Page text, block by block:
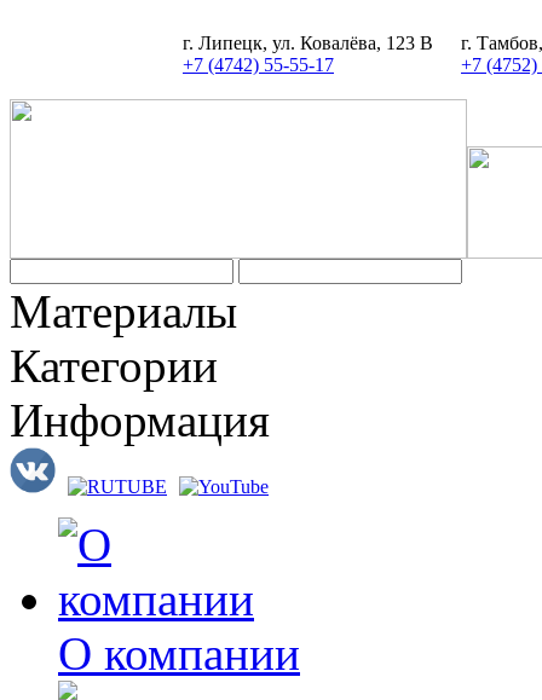
г. Липецк, ул. Ковалёва, 123 В
+7 (4742) 55-55-17
г.
+7 (4752)
Материалы
Категории
Информация
О компании